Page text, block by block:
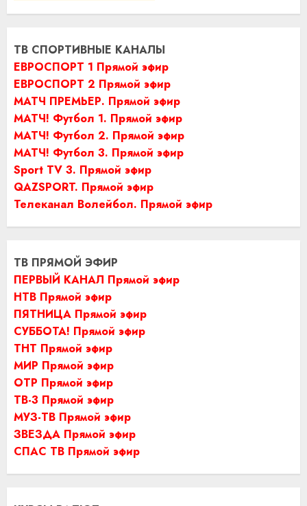
ТВ СПОРТИВНЫЕ КАНАЛЫ
ЕВРОСПОРТ 1 Прямой эфир
ЕВРОСПОРТ 2 Прямой эфир
МАТЧ ПРЕМЬЕР. Прямой эфир
МАТЧ! Футбол 1. Прямой эфир
МАТЧ! Футбол 2. Прямой эфир
МАТЧ! Футбол 3. Прямой эфир
Sport TV 3. Прямой эфир
QAZSPORT. Прямой эфир
Телеканал Волейбол. Прямой эфир
ТВ ПРЯМОЙ ЭФИР
ПЕРВЫЙ КАНАЛ Прямой эфир
НТВ Прямой эфир
ПЯТНИЦА Прямой эфир
СУББОТА! Прямой эфир
ТНТ Прямой эфир
МИР Прямой эфир
ОТР Прямой эфир
ТВ-3 Прямой эфир
МУЗ-ТВ Прямой эфир
ЗВЕЗДА Прямой эфир
СПАС ТВ Прямой эфир